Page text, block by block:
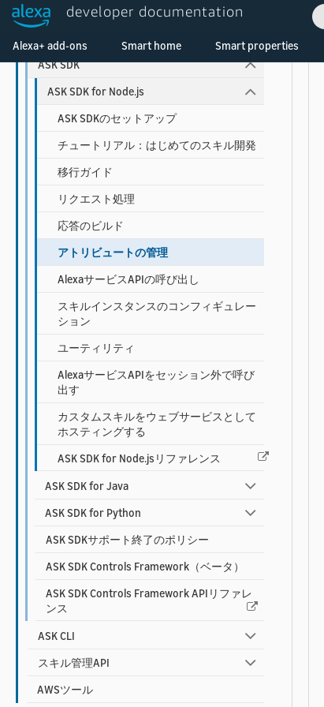
developer documentation
Alexa+ add-ons Smart home Smart properties
Alexa-hostedスキル
ASK SDK
ASK SDK for Node.js
ASK SDKのセットアップ
チュートリアル：はじめてのスキル開発
移行ガイド
リクエスト処理
応答のビルド
アトリビュートの管理
AlexaサービスAPIの呼び出し
スキルインスタンスのコンフィギュレー
ション
ユーティリティ
AlexaサービスAPIをセッション外で呼び
出す
カスタムスキルをウェブサービスとして
ホスティングする
ASK SDK for Node.jsリファレンス
ASK SDK for Java
ASK SDK for Python
ASK SDKサポート終了のポリシー
ASK SDK Controls Framework（ベータ）
ASK SDK Controls Framework APIリファレ
ンス
ASK CLI
スキル管理API
AWSツール
Welcome! Ask the DevAssistant